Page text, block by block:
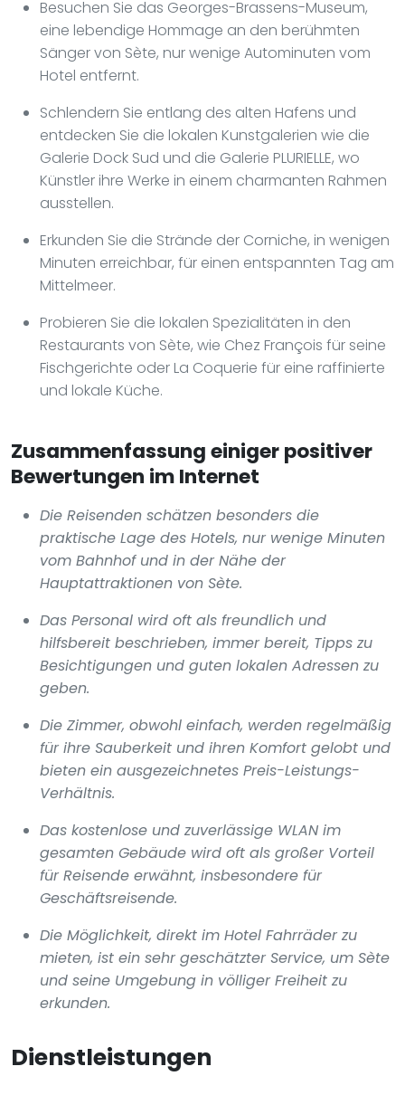
Besuchen Sie das Georges-Brassens-Museum,
eine lebendige Hommage an den berühmten
Sänger von Sète, nur wenige Autominuten vom
Hotel entfernt.
Schlendern Sie entlang des alten Hafens und
entdecken Sie die lokalen Kunstgalerien wie die
Galerie Dock Sud und die Galerie PLURIELLE, wo
Künstler ihre Werke in einem charmanten Rahmen
ausstellen.
Erkunden Sie die Strände der Corniche, in wenigen
Minuten erreichbar, für einen entspannten Tag am
Mittelmeer.
Probieren Sie die lokalen Spezialitäten in den
Restaurants von Sète, wie Chez François für seine
Fischgerichte oder La Coquerie für eine raffinierte
und lokale Küche.
Zusammenfassung einiger positiver
Bewertungen im Internet
Die Reisenden schätzen besonders die
praktische Lage des Hotels, nur wenige Minuten
vom Bahnhof und in der Nähe der
Hauptattraktionen von Sète.
Das Personal wird oft als freundlich und
hilfsbereit beschrieben, immer bereit, Tipps zu
Besichtigungen und guten lokalen Adressen zu
geben.
Die Zimmer, obwohl einfach, werden regelmäßig
für ihre Sauberkeit und ihren Komfort gelobt und
bieten ein ausgezeichnetes Preis-Leistungs-
Verhältnis.
Das kostenlose und zuverlässige WLAN im
gesamten Gebäude wird oft als großer Vorteil
für Reisende erwähnt, insbesondere für
Geschäftsreisende.
Die Möglichkeit, direkt im Hotel Fahrräder zu
mieten, ist ein sehr geschätzter Service, um Sète
und seine Umgebung in völliger Freiheit zu
erkunden.
Dienstleistungen